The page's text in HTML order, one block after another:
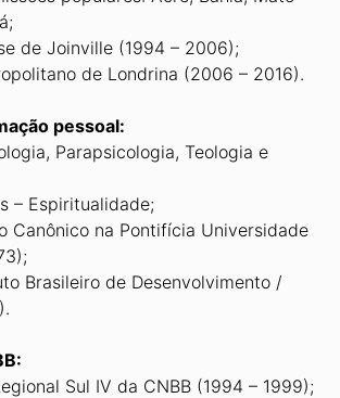
de Joinville (1994 – 2006);
de Londrina (2006 – 2016).
pessoal:
Parapsicologia, Teologia e
– Espiritualidade;
Canônico na Pontifícia Universidade
Brasileiro de Desenvolvimento /
Sul IV da CNBB (1994 – 1999);